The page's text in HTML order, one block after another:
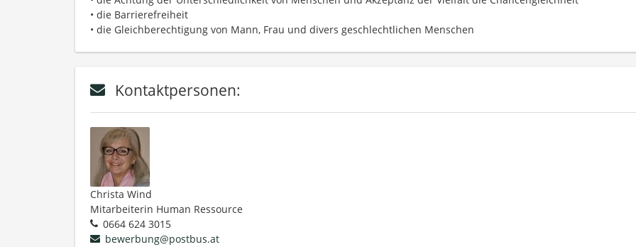
• die Barrierefreiheit
• die Gleichberechtigung von Mann, Frau und divers geschlechtlichen Menschen
Kontaktpersonen:
Christa Wind
Mitarbeiterin Human Ressource
0664 624 3015
bewerbung@postbus.at